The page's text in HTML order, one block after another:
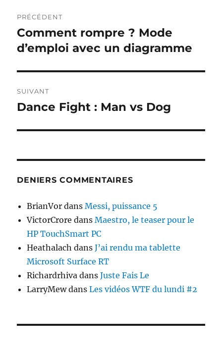
de
l’article
PRÉCÉDENT
Publication
précédente :
Comment rompre ? Mode
d’emploi avec un diagramme
SUIVANT
Publication
Dance Fight : Man vs Dog
DENIERS COMMENTAIRES
BrianVor dansMessi, puissance 5
VictorCrore dansMaestro, le teaser pour le
HP TouchSmart PC
Heathalach dansJ’ai rendu ma tablette
Microsoft Surface RT
Richardrhiva dansJuste Fais Le
LarryMewdansLes vidéos WTF du lundi #2